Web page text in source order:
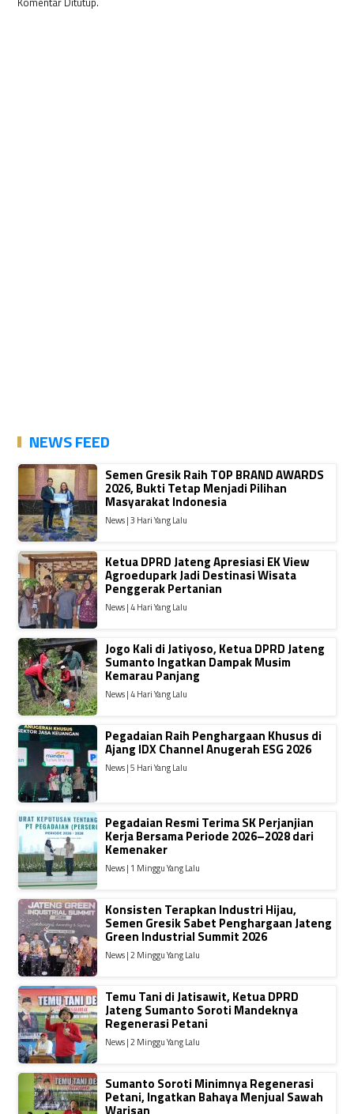
NEWS FEED
Semen Gresik Raih TOP BRAND AWARDS
2026, Bukti Tetap Menjadi Pilihan
Masyarakat Indonesia
News | 3 Hari Yang Lalu
Ketua DPRD Jateng Apresiasi EK View
Agroedupark Jadi Destinasi Wisata
Penggerak Pertanian
News | 4 Hari Yang Lalu
Jogo Kali di Jatiyoso, Ketua DPRD Jateng
Sumanto Ingatkan Dampak Musim
Kemarau Panjang
News | 4 Hari Yang Lalu
Pegadaian Raih Penghargaan Khusus di
Ajang IDX Channel Anugerah ESG 2026
News | 5 Hari Yang Lalu
Pegadaian Resmi Terima SK Perjanjian
Kerja Bersama Periode 2026–2028 dari
Kemenaker
News | 1 Minggu Yang Lalu
Konsisten Terapkan Industri Hijau,
Semen Gresik Sabet Penghargaan Jateng
Green Industrial Summit 2026
News | 2 Minggu Yang Lalu
Temu Tani di Jatisawit, Ketua DPRD
Jateng Sumanto Soroti Mandeknya
Regenerasi Petani
News | 2 Minggu Yang Lalu
Sumanto Soroti Minimnya Regenerasi
Petani, Ingatkan Bahaya Menjual Sawah